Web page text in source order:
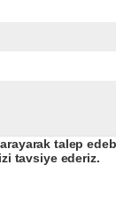
talep
tavsiye ederiz.